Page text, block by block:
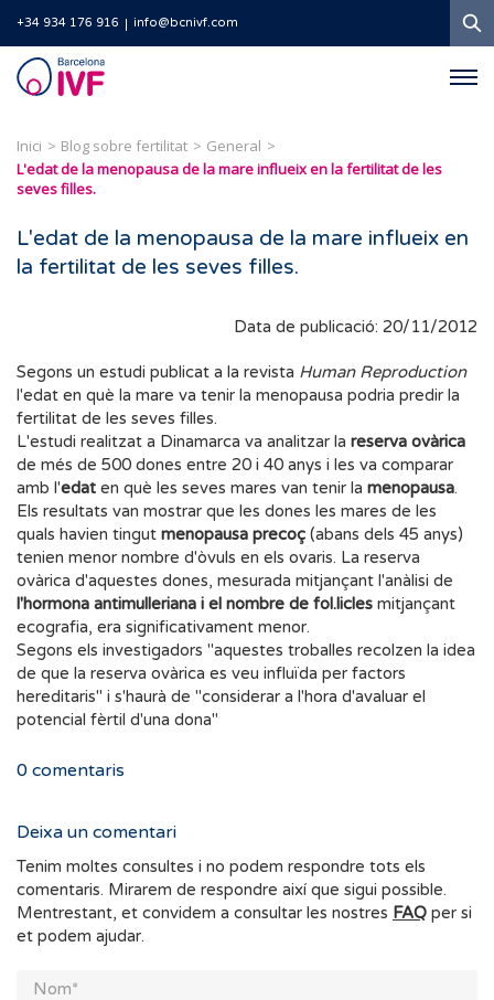
+34 934 176 916 info@bcnivf.com
Barcelona
IVF
Inici Blog sobre fertilitat
General
L'edat de la menopausa de la mare influeix en la fertilitat de les
seves filles.
L'edat de la menopausa de la mare influeix en
la fertilitat de les seves filles.
Data de publicació: 20/11/2012
Segons un estudi publicat a la revista Human Reproduction
l'edat en què la mare va tenir la menopausa podria predir la
fertilitat de les seves filles.
L'estudi realitzat a Dinamarca va analitzar la reserva ovàrica
de més de 500 dones entre 20 i 40 anys i les va comparar
amb l'edat en què les seves mares van tenir la menopausa.
Els resultats van mostrar que les dones les mares de les
quals havien tingut menopausa precoç (abans dels 45 anys)
tenien menor nombre d'òvuls en els ovaris. La reserva
ovàrica d'aquestes dones, mesurada mitjançant l'anàlisi de
l'hormona antimulleriana i el nombre de fol.licles mitjançant
ecografia, era significativament menor.
Segons els investigadors "aquestes troballes recolzen la idea
de que la reserva ovàrica es veu influïda per factors
hereditaris" i s'haurà de "considerar a l'hora d'avaluar el
potencial fèrtil d'una dona"
0 comentaris
Deixa un comentari
Tenim moltes consultes i no podem respondre tots els
comentaris. Mirarem de respondre així que sigui possible.
Mentrestant, et convidem a consultar les nostres FAQ per si
et podem ajudar.